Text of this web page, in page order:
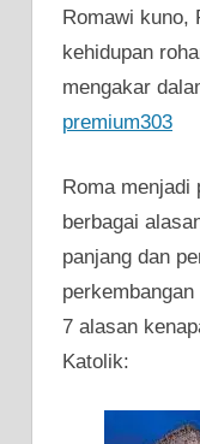
Romawi kuno,
kehidupan
mengakar
premium303
Roma
berbagai
panjang dan
7 alasan
Katolik: